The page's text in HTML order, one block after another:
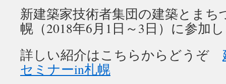
新建築家技術者集団の建築とま
幌（2018年6月1日～3日）に参加
詳しい紹介はこちらからどうぞ
セミナーin札幌